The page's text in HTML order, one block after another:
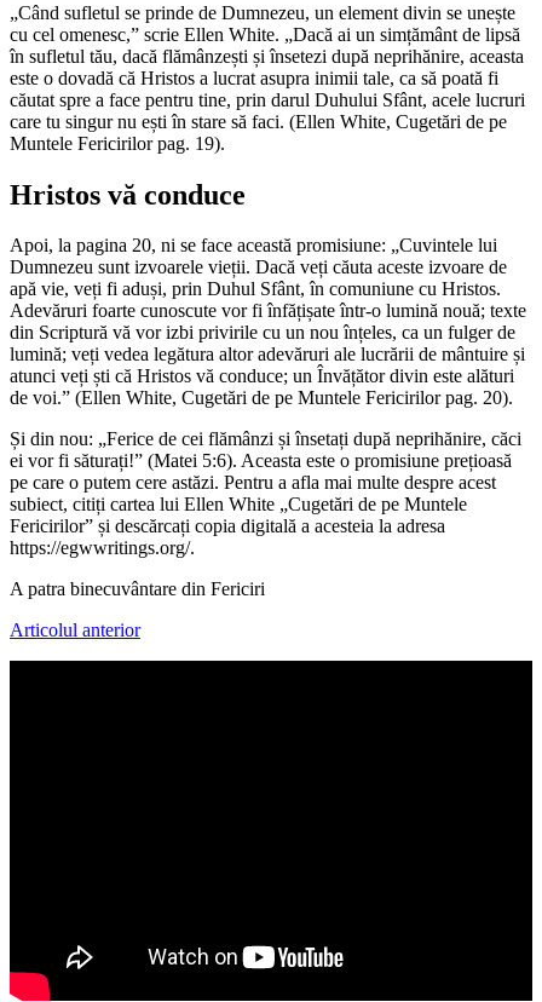
„Când sufletul se prinde de Dumnezeu, un element divin se unește
cu cel omenesc,” scrie Ellen White. „Dacă ai un simțământ de lipsă
în sufletul tău, dacă flămânzești și însetezi după neprihănire, aceasta
este o dovadă că Hristos a lucrat asupra inimii tale, ca să poată fi
căutat spre a face pentru tine, prin darul Duhului Sfânt, acele lucruri
care tu singur nu ești în stare să faci. (Ellen White, Cugetări de pe
Muntele Fericirilor pag. 19).
Hristos vă conduce
Apoi, la pagina 20, ni se face această promisiune: „Cuvintele lui
Dumnezeu sunt izvoarele vieții. Dacă veți căuta aceste izvoare de
apă vie, veți fi aduși, prin Duhul Sfânt, în comuniune cu Hristos.
Adevăruri foarte cunoscute vor fi înfățișate într-o lumină nouă; texte
din Scriptură vă vor izbi privirile cu un nou înțeles, ca un fulger de
lumină; veți vedea legătura altor adevăruri ale lucrării de mântuire și
atunci veți ști că Hristos vă conduce; un Învățător divin este alături
de voi.” (Ellen White, Cugetări de pe Muntele Fericirilor pag. 20).
Și din nou: „Ferice de cei flămânzi și însetați după neprihănire, căci
ei vor fi săturați!” (Matei 5:6). Aceasta este o promisiune prețioasă
pe care o putem cere astăzi. Pentru a afla mai multe despre acest
subiect, citiți cartea lui Ellen White „Cugetări de pe Muntele
Fericirilor” și descărcați copia digitală a acesteia la adresa
https://egwwritings.org/.
A patra binecuvântare din Fericiri
Articolul anterior